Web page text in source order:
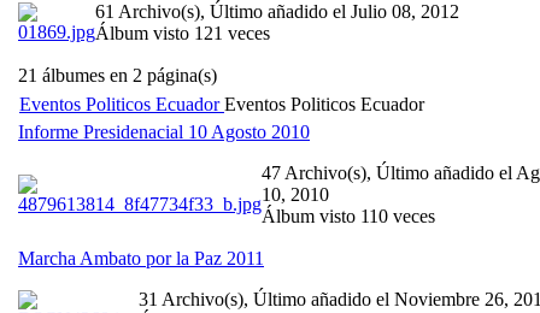
61 Archivo(s), Último añadido el Julio 08, 2012
Álbum visto 121 veces
21 álbumes en 2 página(s)
Eventos Politicos EcuadorEventos Politicos Ecuador
Informe Presidenacial 10 Agosto 2010
47 Archivo(s), Último añadido el
10, 2010
Álbum visto 110 veces
Marcha Ambato por la Paz 2011
31 Archivo(s), Último añadido el Noviembre 26,